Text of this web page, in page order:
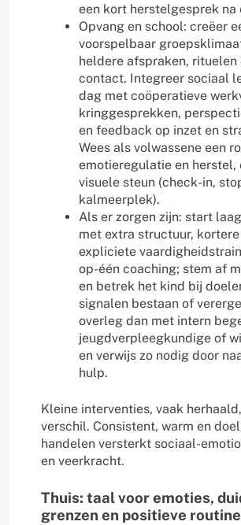
een kort herstelgesprek na
Opvang en school: creëer
voorspelbaar
heldere afspraken, rituelen
contact. Integreer sociaal
dag met coöperatieve
kringgesprekken,
en feedback op inzet en
Wees als volwassene een
emotieregulatie en herstel,
visuele steun (check-in,
kalmeerplek).
Als er zorgen zijn: start
met extra structuur,
expliciete
op-één coaching; stem af
en betrek het kind bij
signalen bestaan of
overleg dan met intern
jeugdverpleegkundige of
en verwijs zo nodig door
hulp.
Kleine interventies, vaak
verschil. Consistent, warm en
handelen versterkt sociaal-
en veerkracht.
Thuis: taal voor emoties,
grenzen en positieve